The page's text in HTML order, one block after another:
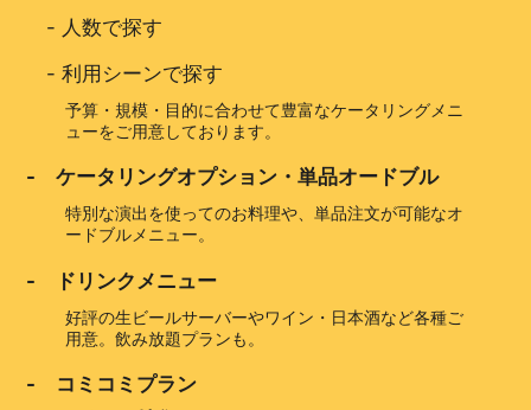
- 人数で探す
-利用シーンで探す
予算・規模・目的に合わせて豊富なケータリングメニ
ューをご用意しております。
- ケータリングオプション・単品オードブル
特別な演出を使ってのお料理や、単品注文が可能なオ
ードブルメニュー。
- ドリンクメニュー
好評の生ビールサーバーやワイン・日本酒など各種ご
用意。飲み放題プランも。
- コミコミプラン